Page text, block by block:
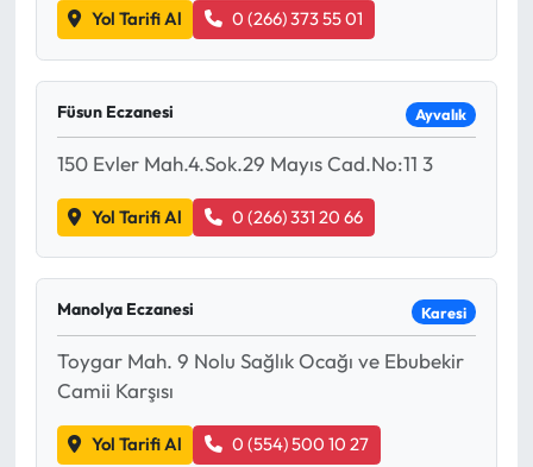
Yol Tarifi Al 0 (266) 373 55 01
Füsun Eczanesi Ayvalık
150 Evler Mah.4.Sok.29 Mayıs Cad.No:11 3
Yol Tarifi Al 0 (266) 331 20 66
Manolya Eczanesi Karesi
Toygar Mah. 9 Nolu Sağlık Ocağı ve Ebubekir
Camii Karşısı
Yol Tarifi Al 0 (554) 500 10 27
Oğuzlar Haberleri
Ortaköy Haberleri
Osmancık Haberleri
Otomotiv
Resmi İlan
Resmi Reklam
Sağlık
Siyaset